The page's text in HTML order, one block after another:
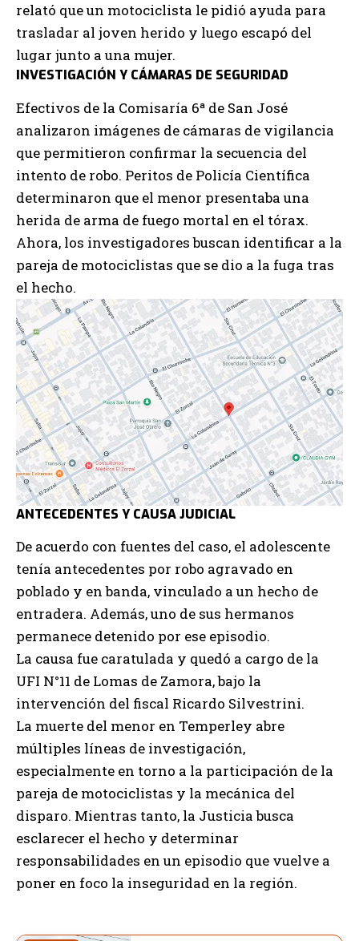
relató que un motociclista le pidió ayuda para
trasladar al joven herido y luego escapó del
lugar junto a una mujer.
INVESTIGACIÓN Y CÁMARAS DE SEGURIDAD
Efectivos de la Comisaría 6ª de San José
analizaron imágenes de cámaras de vigilancia
que permitieron confirmar la secuencia del
intento de robo. Peritos de Policía Científica
determinaron que el menor presentaba una
herida de arma de fuego mortal en el tórax.
Ahora, los investigadores buscan identificar a la
pareja de motociclistas que se dio a la fuga tras
el hecho.
ANTECEDENTES Y CAUSA JUDICIAL
De acuerdo con fuentes del caso, el adolescente
tenía antecedentes por robo agravado en
poblado y en banda, vinculado a un hecho de
entradera. Además, uno de sus hermanos
permanece detenido por ese episodio.
La causa fue caratulada y quedó a cargo de la
UFI N°11 de Lomas de Zamora, bajo la
intervención del fiscal Ricardo Silvestrini.
La muerte del menor en Temperley abre
múltiples líneas de investigación,
especialmente en torno a la participación de la
pareja de motociclistas y la mecánica del
disparo. Mientras tanto, la Justicia busca
esclarecer el hecho y determinar
responsabilidades en un episodio que vuelve a
poner en foco la inseguridad en la región.